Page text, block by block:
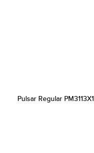
Pulsar Regular PM3113X1